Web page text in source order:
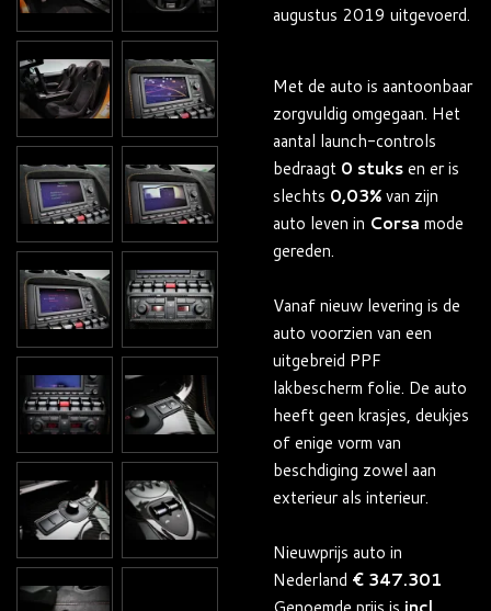
augustus 2019 uitgevoerd.
Met de auto is aantoonbaar
zorgvuldig omgegaan. Het
aantal launch-controls
bedraagt 0 stuksen er is
slechts 0,03%van zijn
auto leven in Corsa mode
gereden.
Vanaf nieuw levering is de
auto voorzien van een
uitgebreid PPF
lakbescherm folie. De auto
heeft geen krasjes, deukjes
of enige vorm van
beschdiging zowel aan
exterieur als interieur.
Nieuwprijs auto in
Nederland € 347.301